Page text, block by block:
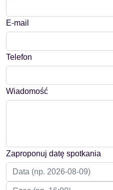
E-mail
Telefon
Wiadomość
Zaproponuj datę spotkania